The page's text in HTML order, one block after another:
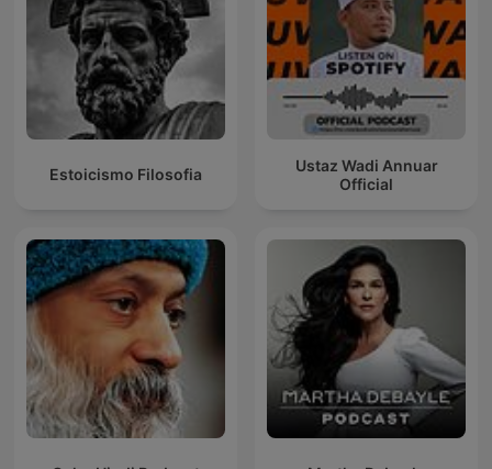
Estoicismo Filosofia
Ustaz Wadi Annuar
Official